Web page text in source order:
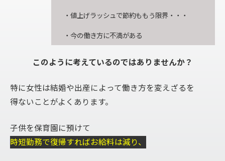
・値上げラッシュで節約ももう限界・・・
・今の働き方に不満がある
このように考えているのではありませんか？
特に女性は結婚や出産によって働き方を変えざるを
得ないことがよくあります。
子供を保育園に預けて
時短勤務で復帰すればお給料は減り、